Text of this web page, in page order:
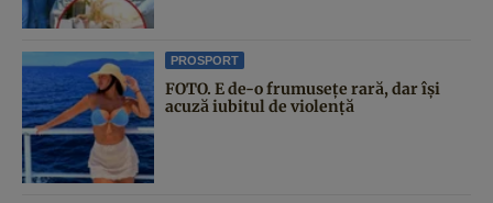
PROSPORT
FOTO. E de-o frumusețe rară, dar își
acuză iubitul de violență